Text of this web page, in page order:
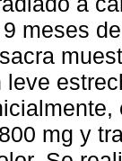
meses
leve
mg y